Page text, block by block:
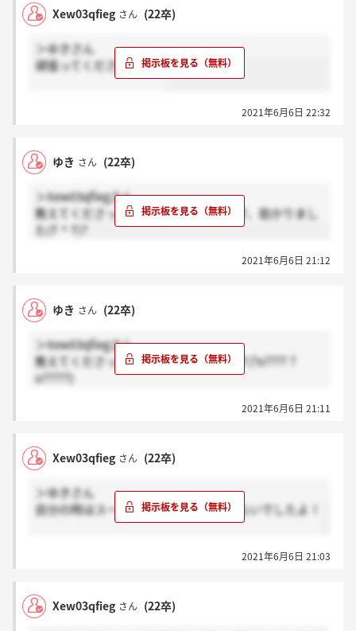
Xew03qfieg さん (22卒)
＞ゆきさん
頑張ってください(^ ^)！
2021年6月6日 22:32
ゆき さん (22卒)
＞Xew03qfiegさん
教えてくださってありがとうございます、助かりまし
た(T ^ T)?
2021年6月6日 21:12
ゆき さん (22卒)
＞Xew03qfiegさん
教えてくださってありがとうございます(?o???? ?
o?????)
2021年6月6日 21:11
Xew03qfieg さん (22卒)
＞ゆきさん
自分の時はスーツと私服で半分半分くらいでしたよ！
2021年6月6日 21:03
Xew03qfieg さん (22卒)